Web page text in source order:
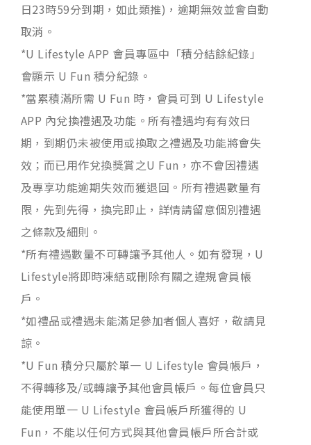
日23時59分到期，如此類推)，逾期無效並會自動
取消。
*U Lifestyle APP 會員專區中「積分結餘紀錄」
會顯示 U Fun 積分紀錄。
*當累積滿所需 U Fun 時，會員可到 U Lifestyle
APP 內兌換禮遇及功能。所有禮遇均有有效日
期，到期仍未被使用或換取之禮遇及功能將會失
效；而已用作兌換獎賞之U Fun，亦不會因禮遇
及專享功能逾期失效而獲退回。所有禮遇數量有
限，先到先得，換完即止，詳情請留意個別禮遇
之條款及細則。
*所有禮遇數量不可轉讓予其他人。如有發現，U
Lifestyle將即時凍結或刪除有關之違規會員帳
戶。
*如禮品或禮遇未能滿足參加者個人喜好，敬請見
諒。
*U Fun 積分只屬於單一 U Lifestyle 會員帳戶，
不得轉移及/或轉讓予其他會員帳戶。每位會員只
能使用單一 U Lifestyle 會員帳戶所獲得的 U
Fun，不能以任何方式與其他會員帳戶所合計或